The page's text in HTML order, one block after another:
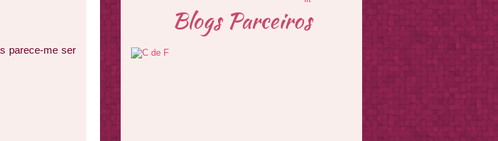
parece-me ser
Blogs Parceiros